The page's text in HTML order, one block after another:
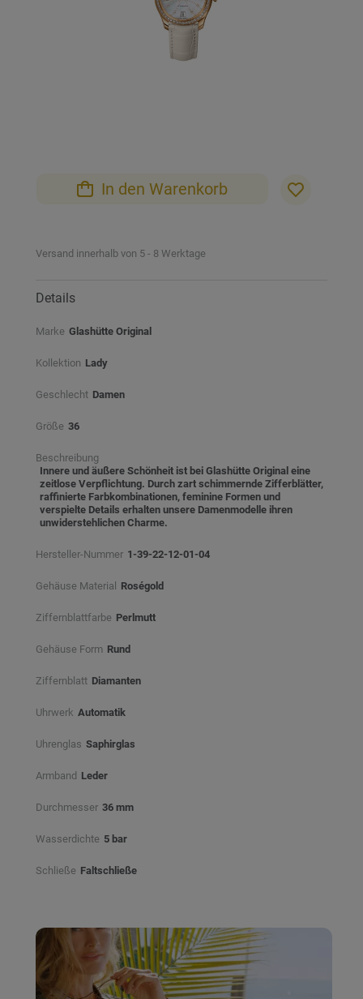
springen
In den Warenkorb
Versand innerhalb von 5 - 8 Werktage
Details
Marke Glashütte Original
Kollektion Lady
Geschlecht Damen
Größe 36
Beschreibung
Innere und äußere Schönheit ist bei Glashütte Original eine
zeitlose Verpflichtung. Durch zart schimmernde Zifferblätter,
raffinierte Farbkombinationen, feminine Formen und
verspielte Details erhalten unsere Damenmodelle ihren
unwiderstehlichen Charme.
Hersteller-Nummer 1-39-22-12-01-04
Gehäuse Material Roségold
Ziffernblattfarbe Perlmutt⠀
Gehäuse Form Rund
Ziffernblatt Diamanten
Uhrwerk Automatik
Uhrenglas Saphirglas
Armband Leder
Durchmesser 36 mm
Wasserdichte 5 bar
Schließe Faltschließe